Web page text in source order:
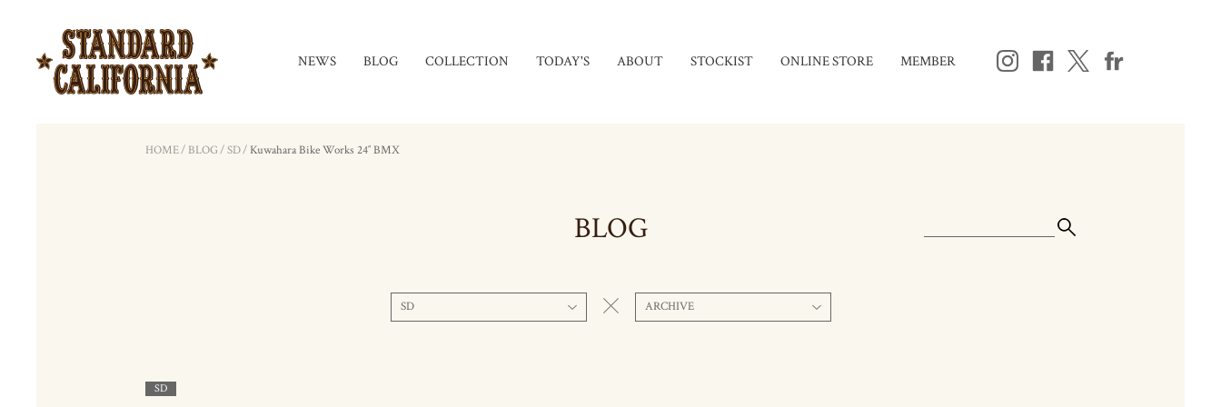
NEWS BLOG COLLECTION TODAY'S ABOUT STOCKIST ONLINE STORE MEMBER
HOME/ BLOG/SD/Kuwahara Bike Works 24″ BMX
BLOG
SD ARCHIVE
SD